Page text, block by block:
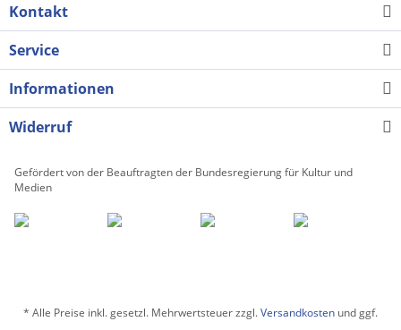
Kontakt
Service
Informationen
Widerruf
Gefördert von der Beauftragten der Bundesregierung für Kultur und
Medien
* Alle Preise inkl. gesetzl. Mehrwertsteuer zzgl.Versandkosten und ggf.